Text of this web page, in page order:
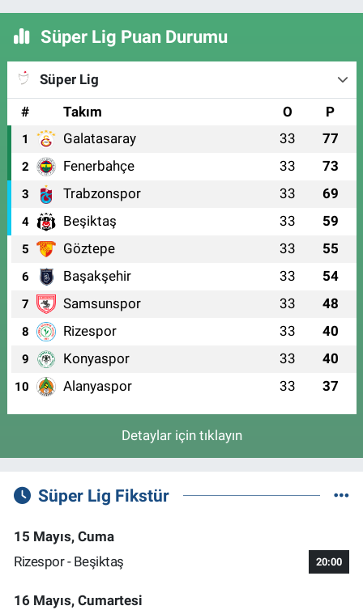
Süper Lig Puan Durumu
Süper Lig
#
Takım O P
1 Galatasaray 33 77
2 Fenerbahçe 33 73
3 Trabzonspor 33 69
4 Beşiktaş 33 59
5 Göztepe 33 55
6 Başakşehir 33 54
7 Samsunspor 33 48
8 Rizespor 33 40
9 Konyaspor 33 40
10 Alanyaspor 33 37
Detaylar için tıklayın
Süper Lig Fikstür
15 Mayıs, Cuma
Rizespor - Beşiktaş
20:00
16 Mayıs, Cumartesi